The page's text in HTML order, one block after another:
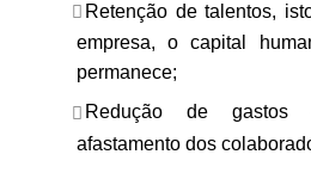
Retenção de talentos,
empresa, o capital
permanece;
Redução de
afastamento dos